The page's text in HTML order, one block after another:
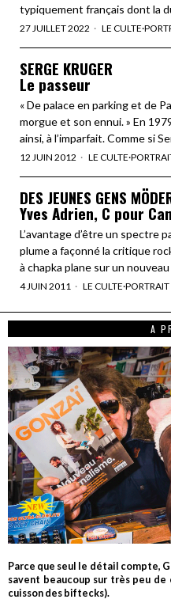
typiquement français dont la
27 JUILLET 2022 LE CULTE·
SERGE KRUGER
Le passeur
« De palace en parking et de
morgue et son ennui. » En
ainsi, à l’imparfait. Comme si
12 JUIN 2012 LE CULTE·
DES JEUNES GENS
Yves Adrien, C pour
L’avantage d’être un spectre
plume a façonné la critique
à chapka plane sur un
4 JUIN 2011 LE CULTE·PORTRAIT
A
Parce que seul le détail compte,
savent beaucoup sur très peu
cuisson des biftecks).